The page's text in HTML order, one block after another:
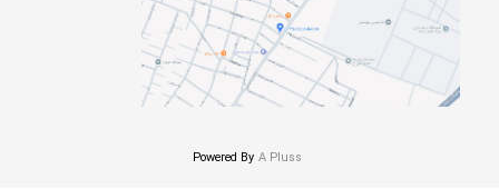
A Pluss
Powered By